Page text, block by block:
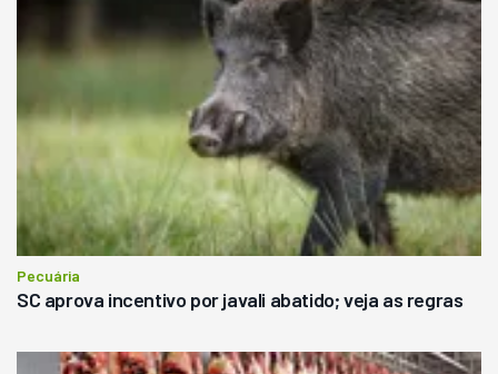
Pecuária
SC aprova incentivo por javali abatido; veja as regras